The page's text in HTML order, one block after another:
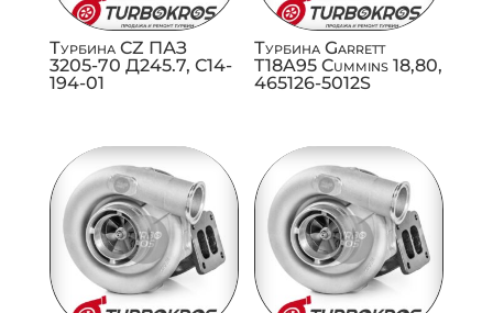
Турбина CZ ПАЗ
3205-70 Д245.7, C14-
194-01
Турбина Garrett
T18A95 Cummins 18,80,
465126-5012S